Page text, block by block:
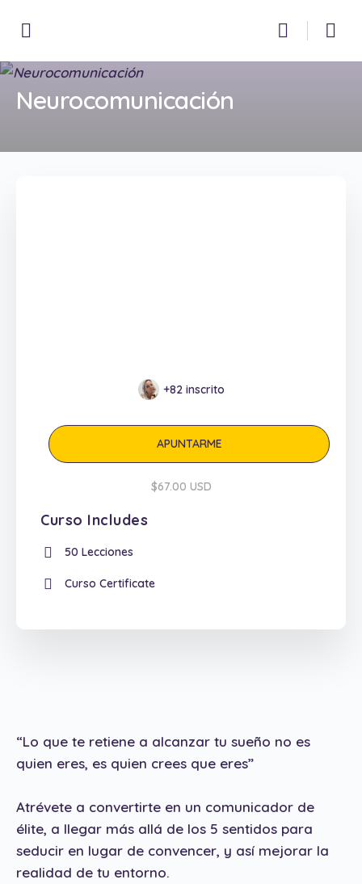
Neurocomunicación
“Lo que te retiene a alcanzar tu sueño no es
quien eres, es quien crees que eres”
Atrévete a convertirte en un comunicador de
élite, a llegar más allá de los 5 sentidos para
seducir en lugar de convencer, y así mejorar la
realidad de tu entorno.
+82 inscrito
APUNTARME
$67.00 USD
Curso Includes
50 Lecciones
Curso Certificate